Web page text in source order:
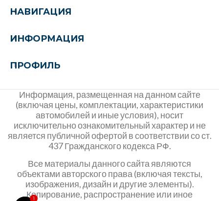
НАВИГАЦИЯ
ИНФОРМАЦИЯ
ПРОФИЛЬ
Информация, размещенная на данном сайте
(включая цены, комплектации, характеристики
автомобилей и иные условия), носит
исключительно ознакомительный характер и не
является публичной офертой в соответствии со ст.
437 Гражданского кодекса РФ.
Все материалы данного сайта являются
объектами авторского права (включая тексты,
изображения, дизайн и другие элементы).
Копирование, распространение или иное
1